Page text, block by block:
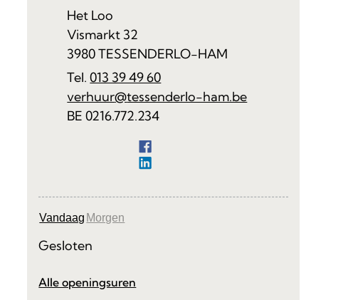
AdresHet Loo
Vismarkt 32
,3980TESSENDERLO-HAM
013 39 49 60
E-mailverhuur@tessenderlo-ham.be
Ondernemingsnummer
BE 0216.772.234
Facilitair Beheer
Facilitair Beheer
Vandaag Morgen
Gesloten
Alle openingsuren